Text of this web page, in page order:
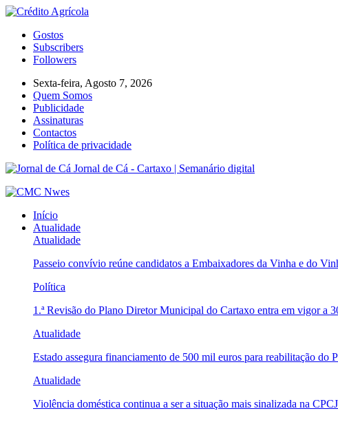
Gostos
Subscribers
Followers
Sexta-feira, Agosto 7, 2026
Quem Somos
Publicidade
Assinaturas
Contactos
Política de privacidade
Jornal de Cá - Cartaxo | Semanário digital
Início
Atualidade
Atualidade
Passeio convívio reúne candidatos a Embaixadores da Vinha e do
Política
1.ª Revisão do Plano Diretor Municipal do Cartaxo entra em vigor a
Atualidade
Estado assegura financiamento de 500 mil euros para reabilitação
Atualidade
Violência doméstica continua a ser a situação mais sinalizada na